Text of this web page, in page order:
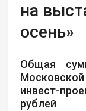
на
осень»
Общая
инвест-
рублей